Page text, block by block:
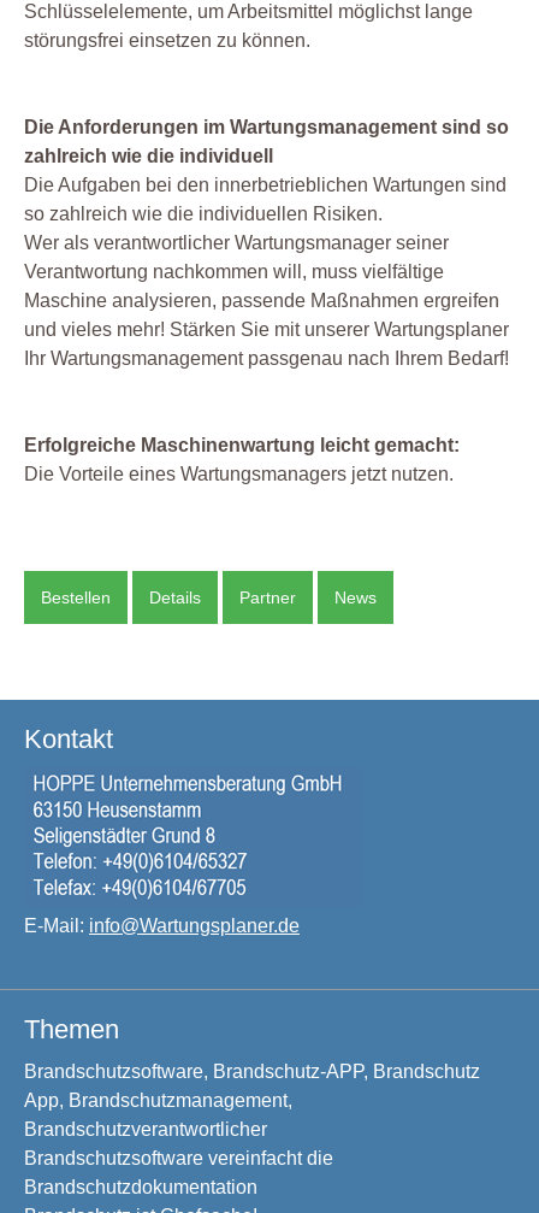
Schlüsselelemente, um Arbeitsmittel möglichst lange
störungsfrei einsetzen zu können.
Die Anforderungen im Wartungsmanagement sind so
zahlreich wie die individuell
Die Aufgaben bei den innerbetrieblichen Wartungen sind
so zahlreich wie die individuellen Risiken.
Wer als verantwortlicher Wartungsmanager seiner
Verantwortung nachkommen will, muss vielfältige
Maschine analysieren, passende Maßnahmen ergreifen
und vieles mehr! Stärken Sie mit unserer Wartungsplaner
Ihr Wartungsmanagement passgenau nach Ihrem Bedarf!
Erfolgreiche Maschinenwartung leicht gemacht:
Die Vorteile eines Wartungsmanagers jetzt nutzen.
Bestellen Details Partner News
Kontakt
E-Mail: info@Wartungsplaner.de
Themen
Brandschutzsoftware, Brandschutz-APP, Brandschutz
App, Brandschutzmanagement,
Brandschutzverantwortlicher
Brandschutzsoftware vereinfacht die
Brandschutzdokumentation